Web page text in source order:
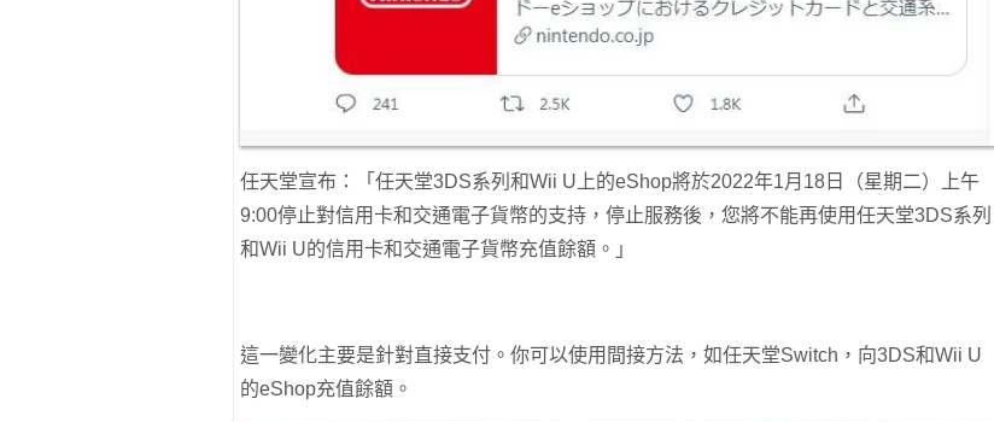
任天堂宣布：「任天堂3DS系列和Wii U上的eShop將於2022年1月18日（星期二）上午
9:00停止對信用卡和交通電子貨幣的支持，停止服務後，您將不能再使用任天堂3DS系列
和Wii U的信用卡和交通電子貨幣充值餘額。」
這一變化主要是針對直接支付。你可以使用間接方法，如任天堂Switch，向3DS和Wii U
的eShop充值餘額。